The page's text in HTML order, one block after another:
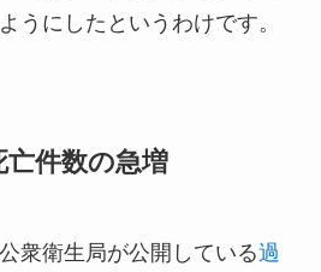
うにしたというわけです。
件数の急増
衆衛生局が公開している過